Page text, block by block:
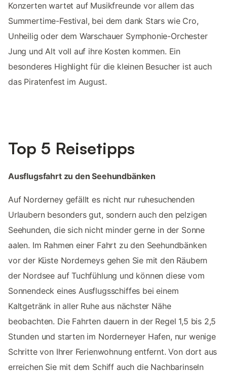
Konzerten wartet auf Musikfreunde vor allem das
Summertime-Festival, bei dem dank Stars wie Cro,
Unheilig oder dem Warschauer Symphonie-Orchester
Jung und Alt voll auf ihre Kosten kommen. Ein
besonderes Highlight für die kleinen Besucher ist auch
das Piratenfest im August.
Top 5 Reisetipps
Ausflugsfahrt zu den Seehundbänken
Auf Norderney gefällt es nicht nur ruhesuchenden
Urlaubern besonders gut, sondern auch den pelzigen
Seehunden, die sich nicht minder gerne in der Sonne
aalen. Im Rahmen einer Fahrt zu den Seehundbänken
vor der Küste Norderneys gehen Sie mit den Räubern
der Nordsee auf Tuchfühlung und können diese vom
Sonnendeck eines Ausflugsschiffes bei einem
Kaltgetränk in aller Ruhe aus nächster Nähe
beobachten. Die Fahrten dauern in der Regel 1,5 bis 2,5
Stunden und starten im Norderneyer Hafen, nur wenige
Schritte von Ihrer Ferienwohnung entfernt. Von dort aus
erreichen Sie mit dem Schiff auch die Nachbarinseln